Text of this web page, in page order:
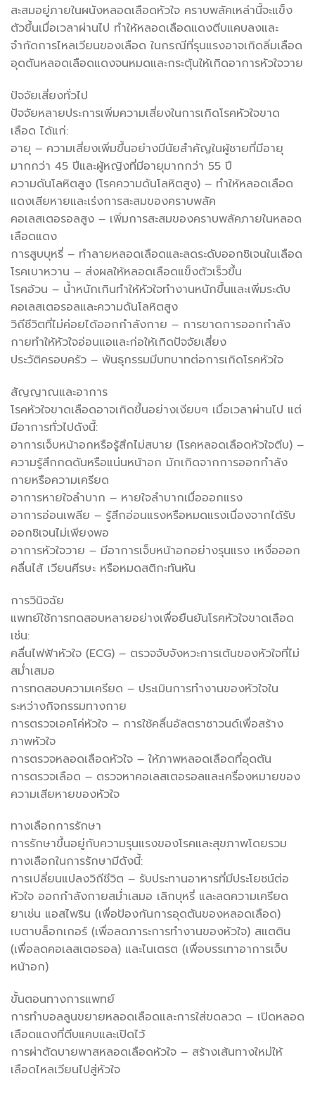
สะสมอยู่ภายในผนังหลอดเลือดหัวใจ คราบพลัคเหล่านี้จะแข็ง
ตัวขึ้นเมื่อเวลาผ่านไป ทำให้หลอดเลือดแดงตีบแคบลงและ
จำกัดการไหลเวียนของเลือด ในกรณีที่รุนแรงอาจเกิดลิ่มเลือด
อุดตันหลอดเลือดแดงจนหมดและกระตุ้นให้เกิดอาการหัวใจวาย
ปัจจัยเสี่ยงทั่วไป
ปัจจัยหลายประการเพิ่มความเสี่ยงในการเกิดโรคหัวใจขาด
เลือด ได้แก่:
อายุ – ความเสี่ยงเพิ่มขึ้นอย่างมีนัยสำคัญในผู้ชายที่มีอายุ
มากกว่า 45 ปีและผู้หญิงที่มีอายุมากกว่า 55 ปี
ความดันโลหิตสูง (โรคความดันโลหิตสูง) – ทำให้หลอดเลือด
แดงเสียหายและเร่งการสะสมของคราบพลัค
คอเลสเตอรอลสูง – เพิ่มการสะสมของคราบพลัคภายในหลอด
เลือดแดง
การสูบบุหรี่ – ทำลายหลอดเลือดและลดระดับออกซิเจนในเลือด
โรคเบาหวาน – ส่งผลให้หลอดเลือดแข็งตัวเร็วขึ้น
โรคอ้วน – น้ำหนักเกินทำให้หัวใจทำงานหนักขึ้นและเพิ่มระดับ
คอเลสเตอรอลและความดันโลหิตสูง
วิถีชีวิตที่ไม่ค่อยได้ออกกำลังกาย – การขาดการออกกำลัง
กายทำให้หัวใจอ่อนแอและก่อให้เกิดปัจจัยเสี่ยง
ประวัติครอบครัว – พันธุกรรมมีบทบาทต่อการเกิดโรคหัวใจ
สัญญาณและอาการ
โรคหัวใจขาดเลือดอาจเกิดขึ้นอย่างเงียบๆ เมื่อเวลาผ่านไป แต่
มีอาการทั่วไปดังนี้:
อาการเจ็บหน้าอกหรือรู้สึกไม่สบาย (โรคหลอดเลือดหัวใจตีบ) –
ความรู้สึกกดดันหรือแน่นหน้าอก มักเกิดจากการออกกำลัง
กายหรือความเครียด
อาการหายใจลำบาก – หายใจลำบากเมื่อออกแรง
อาการอ่อนเพลีย – รู้สึกอ่อนแรงหรือหมดแรงเนื่องจากได้รับ
ออกซิเจนไม่เพียงพอ
อาการหัวใจวาย – มีอาการเจ็บหน้าอกอย่างรุนแรง เหงื่อออก
คลื่นไส้ เวียนศีรษะ หรือหมดสติกะทันหัน
การวินิจฉัย
แพทย์ใช้การทดสอบหลายอย่างเพื่อยืนยันโรคหัวใจขาดเลือด
เช่น:
คลื่นไฟฟ้าหัวใจ (ECG) – ตรวจจับจังหวะการเต้นของหัวใจที่ไม่
สม่ำเสมอ
การทดสอบความเครียด – ประเมินการทำงานของหัวใจใน
ระหว่างกิจกรรมทางกาย
การตรวจเอคโค่หัวใจ – การใช้คลื่นอัลตราซาวนด์เพื่อสร้าง
ภาพหัวใจ
การตรวจหลอดเลือดหัวใจ – ให้ภาพหลอดเลือดที่อุดตัน
การตรวจเลือด – ตรวจหาคอเลสเตอรอลและเครื่องหมายของ
ความเสียหายของหัวใจ
ทางเลือกการรักษา
การรักษาขึ้นอยู่กับความรุนแรงของโรคและสุขภาพโดยรวม
ทางเลือกในการรักษามีดังนี้:
การเปลี่ยนแปลงวิถีชีวิต – รับประทานอาหารที่มีประโยชน์ต่อ
หัวใจ ออกกำลังกายสม่ำเสมอ เลิกบุหรี่ และลดความเครียด
ยาเช่น แอสไพริน (เพื่อป้องกันการอุดตันของหลอดเลือด)
เบตาบล็อกเกอร์ (เพื่อลดภาระการทำงานของหัวใจ) สแตติน
(เพื่อลดคอเลสเตอรอล) และไนเตรต (เพื่อบรรเทาอาการเจ็บ
หน้าอก)
ขั้นตอนทางการแพทย์
การทำบอลลูนขยายหลอดเลือดและการใส่ขดลวด – เปิดหลอด
เลือดแดงที่ตีบแคบและเปิดไว้
การผ่าตัดบายพาสหลอดเลือดหัวใจ – สร้างเส้นทางใหม่ให้
เลือดไหลเวียนไปสู่หัวใจ